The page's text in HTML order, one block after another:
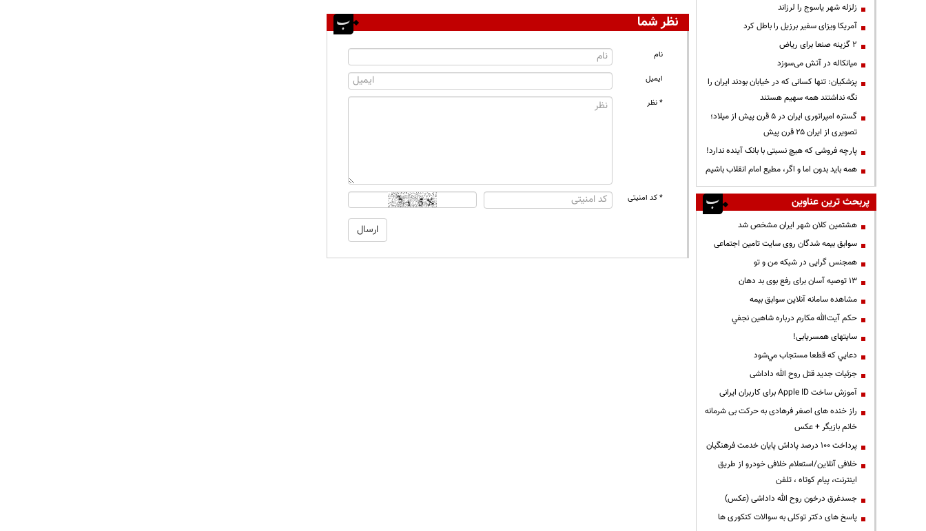
نظر شما
نام
ایمیل
* نظر
* کد امنیتی
زلزله شهر یاسوج را لرزاند
آمریکا ویزای سفیر برزیل را باطل کرد
۲ گزینه صنعا برای ریاض
میانکاله در آتش می‌سوزد
پزشکیان: تنها کسانی که در خیابان بودند ایران را
نگه نداشتند همه سهیم هستند
گستره امپراتوری ایران در ۵ قرن پیش از میلاد؛
تصویری از ایران ۲۵ قرن پیش
پارچه فروشی که هیچ نسبتی با بانک آینده ندارد!
همه باید بدون اما و اگر، مطیع امام انقلاب باشیم
پربحث ترین عناوین
هشتمین کلان شهر ایران مشخص شد
سوابق بیمه شدگان روی سایت تامین اجتماعی
همجنس گرایی در شبکه من و تو
13 توصیه آسان برای رفع بوی بد دهان
مشاهده سامانه آنلاين سوابق بیمه
حكم آيت‌الله مكارم درباره شاهين نجفي
سایتهای همسریابی!
دعايي كه قطعا مستجاب مي‌شود
جزئیات جدید قتل روح الله داداشی
آموزش ساخت Apple ID برای کاربران ایرانی
راز خنده های اصغر فرهادی به حرکت بی شرمانه
خانم بازیگر + عکس
پرداخت ۱۰۰ درصد پاداش پایان خدمت فرهنگیان
خلافی آنلاین/استعلام خلافی خودرو از طریق
اینترنت، پیام کوتاه ، تلفن
جسدغرق درخون روح الله داداشی (عکس)
پاسخ های دکتر توکلی به سوالات کنکوری ها